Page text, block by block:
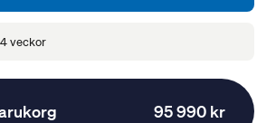
veckor
95 990 kr